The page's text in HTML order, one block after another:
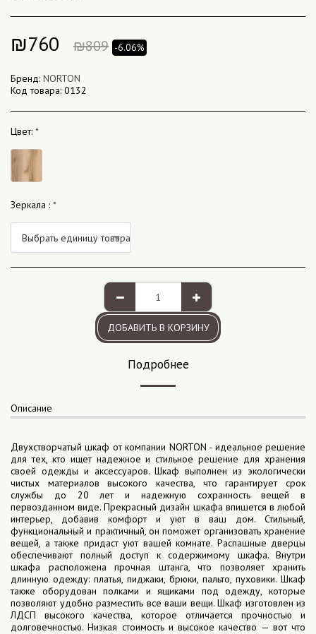
₪760 ₪809 -6.06%
Бренд: NORTON
Код товара: 0132
Цвет: *
Зеркала : *
Выбрать единицу товара
ДОБАВИТЬ В КОРЗИНУ
Подробнее
Описание
Двухстворчатый шкаф от компании NORTON - идеальное решение
для тех, кто ищет надежное и стильное решение для хранения
своей одежды и аксессуаров. Шкаф выполнен из экологически
чистых материалов высокого качества, что гарантирует срок
службы до 20 лет и надежную сохранность вещей в
первозданном виде. Прекрасный дизайн шкафа впишется в любой
интерьер, добавив комфорт и уют в ваш дом. Стильный,
функциональный и практичный, он поможет организовать хранение
вещей, а также придаст уют вашей комнате. Распашные дверцы
обеспечивают полный доступ к содержимому шкафа. Внутри
шкафа расположена прочная штанга, что позволяет хранить
длинную одежду: платья, пиджаки, брюки, пальто, пуховики. Шкаф
также оборудован полками и ящиками под одежду, которые
позволяют удобно разместить все ваши вещи. Шкаф изготовлен из
ЛДСП высокого качества, которое отличается прочностью и
долговечностью. Низкая стоимость и высокое качество — вот что